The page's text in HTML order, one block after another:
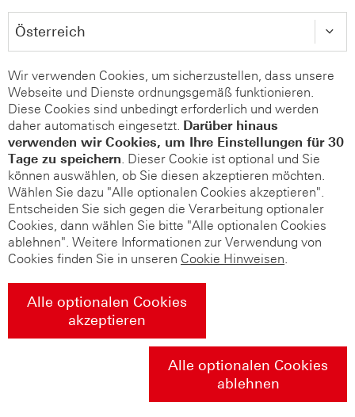
Wir verwenden Cookies, um sicherzustellen, dass unsere
Webseite und Dienste ordnungsgemäß funktionieren.
Diese Cookies sind unbedingt erforderlich und werden
daher automatisch eingesetzt. Darüber hinaus
verwenden wir Cookies, um Ihre Einstellungen für 30
Tage zu speichern. Dieser Cookie ist optional und Sie
können auswählen, ob Sie diesen akzeptieren möchten.
Wählen Sie dazu "Alle optionalen Cookies akzeptieren".
Entscheiden Sie sich gegen die Verarbeitung optionaler
Cookies, dann wählen Sie bitte "Alle optionalen Cookies
ablehnen". Weitere Informationen zur Verwendung von
Cookies finden Sie in unseren Cookie Hinweisen.
Alle optionalen Cookies
akzeptieren
Alle optionalen Cookies
ablehnen